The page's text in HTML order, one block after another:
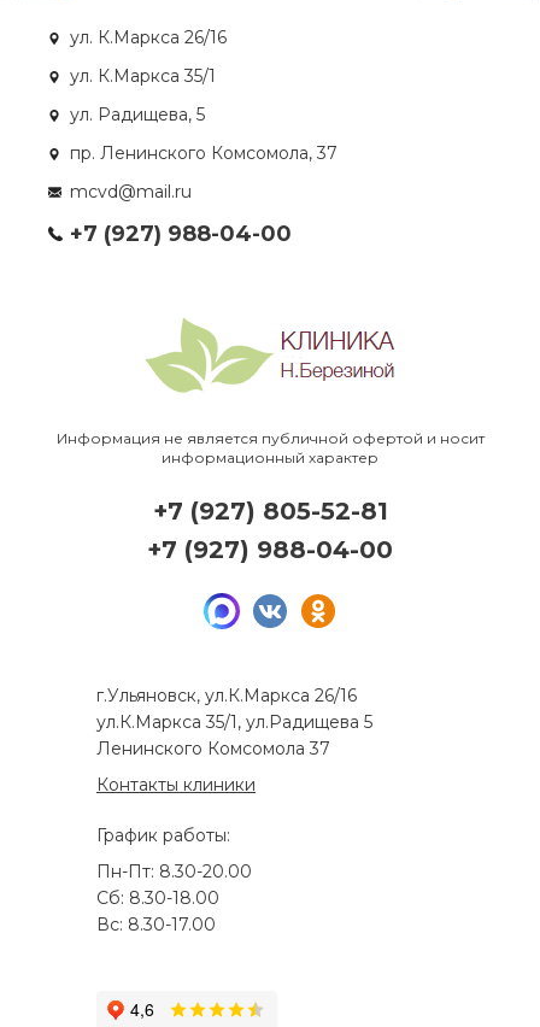
ул. К.Маркса 26/16
ул. К.Маркса 35/1
ул. Радищева, 5
пр. Ленинского Комсомола, 37
mcvd@mail.ru
+7 (927) 988-04-00
Информация не является публичной офертой и носит
информационный характер
г.Ульяновск, ул.К.Маркса 26/16
ул.К.Маркса 35/1, ул.Радищева 5
Ленинского Комсомола 37
Контакты клиники
График работы:
Пн-Пт: 8.30-20.00
Сб: 8.30-18.00
Вс: 8.30-17.00
+7 (927) 805-52-81
+7 (927) 988-04-00